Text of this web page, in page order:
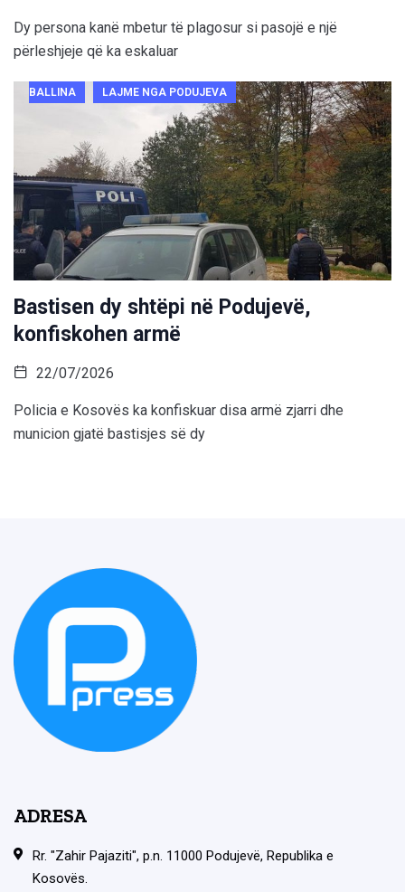
Dy persona kanë mbetur të plagosur si pasojë e një
përleshjeje që ka eskaluar
BALLINA LAJME NGA PODUJEVA
Bastisen dy shtëpi në Podujevë,
konfiskohen armë
22/07/2026
Policia e Kosovës ka konfiskuar disa armë zjarri dhe
municion gjatë bastisjes së dy
ADRESA
Rr. "Zahir Pajaziti", p.n. 11000 Podujevë, Republika e
Kosovës.